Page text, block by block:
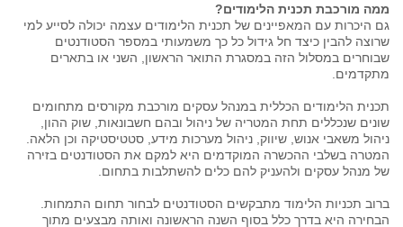
ממה מורכבת תכנית הלימודים?
גם היכרות עם המאפיינים של תכנית הלימודים עצמה יכולה לסייע למי
שרוצה להבין כיצד חל גידול כל כך משמעותי במספר הסטודנטים
שבוחרים במסלול הזה במסגרת התואר הראשון, השני או בתארים
מתקדמים.
תכנית הלימודים הכללית במנהל עסקים מורכבת מקורסים מתחומים
שונים שנכללים תחת המטריה של ניהול ובהם חשבונאות, שוק ההון,
ניהול משאבי אנוש, שיווק, ניהול מערכות מידע, סטטיסטיקה וכן הלאה.
המטרה בשלבי ההכשרה המוקדמים היא למקם את הסטודנטים בזירה
של מנהל עסקים ולהעניק להם כלים להשתלבות בתחום.
ברוב תכניות הלימוד מתבקשים הסטודנטים לבחור תחום התמחות.
הבחירה היא בדרך כלל בסוף השנה הראשונה ואותה מבצעים מתוך